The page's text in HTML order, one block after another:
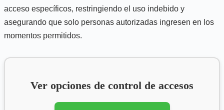
acceso específicos, restringiendo el uso indebido y
asegurando que solo personas autorizadas ingresen en los
momentos permitidos.
Ver opciones de control de accesos